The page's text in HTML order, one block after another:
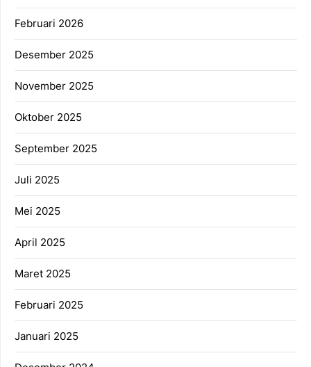
Februari 2026
Desember 2025
November 2025
Oktober 2025
September 2025
Juli 2025
Mei 2025
April 2025
Maret 2025
Februari 2025
Januari 2025